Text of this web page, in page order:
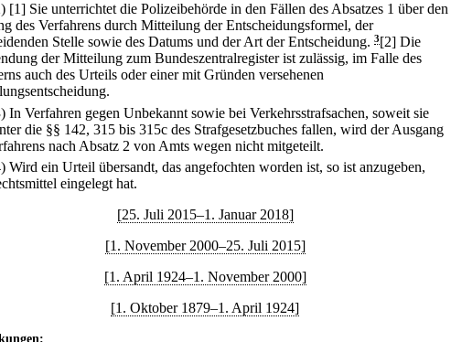
[1] Sie unterrichtet die Polizeibehörde in den Fällen des Absatzes 1 über den
des Verfahrens durch Mitteilung der Entscheidungsformel, der
Stelle sowie des Datums und der Art der Entscheidung. 3[2] Die
der Mitteilung zum Bundeszentralregister ist zulässig, im Falle des
auch des Urteils oder einer mit Gründen versehenen
In Verfahren gegen Unbekannt sowie bei Verkehrsstrafsachen, soweit sie
die §§ 142, 315 bis 315c des Strafgesetzbuches fallen, wird der Ausgang
nach Absatz 2 von Amts wegen nicht mitgeteilt.
Wird ein Urteil übersandt, das angefochten worden ist, so ist anzugeben,
eingelegt hat.
[25. Juli 2015–1. Januar 2018]
[1. November 2000–25. Juli 2015]
[1. April 1924–1. November 2000]
[1. Oktober 1879–1. April 1924]